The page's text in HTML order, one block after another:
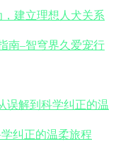
建立理想人犬关系
纠正的温柔旅程